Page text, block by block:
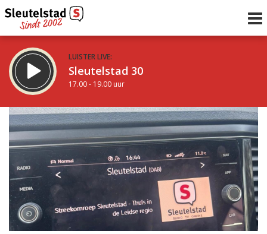
LUISTER LIVE:
Sleutelstad 30
17.00 - 19.00 uur
STRAKS:
De avond van Sleutelstad
19.00 - 0.00 uur
Vorig uur
uur 1 van 0 Volgend uur